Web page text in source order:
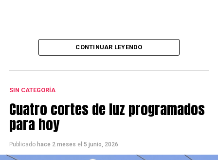
CONTINUAR LEYENDO
SIN CATEGORÍA
Cuatro cortes de luz programados
para hoy
Publicado hace 2 meses el 5 junio, 2026